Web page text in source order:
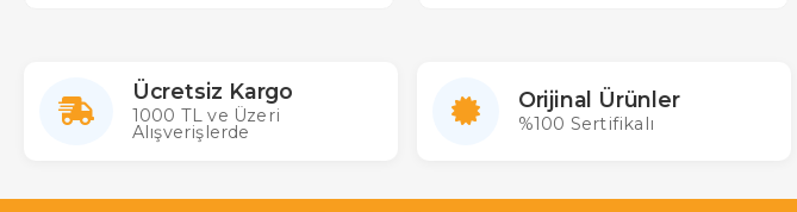
Ücretsiz Kargo
1000 TL ve Üzeri
Alışverişlerde
Orijinal Ürünler
%100 Sertifikalı